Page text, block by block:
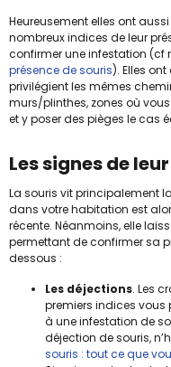
Heureusement elles ont
nombreux indices de leur
confirmer une infestation (cf
présence de souris). Elles
privilégient les mêmes
murs/plinthes, zones où
et y poser des pièges le cas
Les signes de
La souris vit principalement
dans votre habitation est
récente. Néanmoins, elle
permettant de confirmer sa
dessous :
Les déjections. Les
premiers indices vous
à une infestation de
déjection de souris,
souris : tout ce que